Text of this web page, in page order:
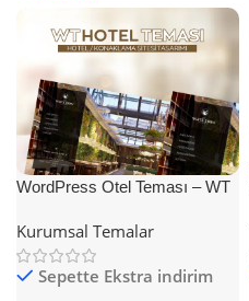
WordPress Otel Teması – WT
Kurumsal Temalar
Sepette Ekstra indirim